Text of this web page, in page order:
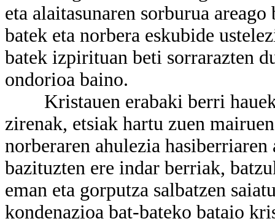
eta alaitasunaren sorburua
batek eta norbera eskubide
batek izpirituan beti sorrarazten
ondorioa baino.
Kristauen erabaki berri
zirenak, etsiak hartu zuen
norberaren ahulezia
bazituzten ere indar berriak,
eman eta gorputza salbatzen
kondenazioa bat-bateko bataio